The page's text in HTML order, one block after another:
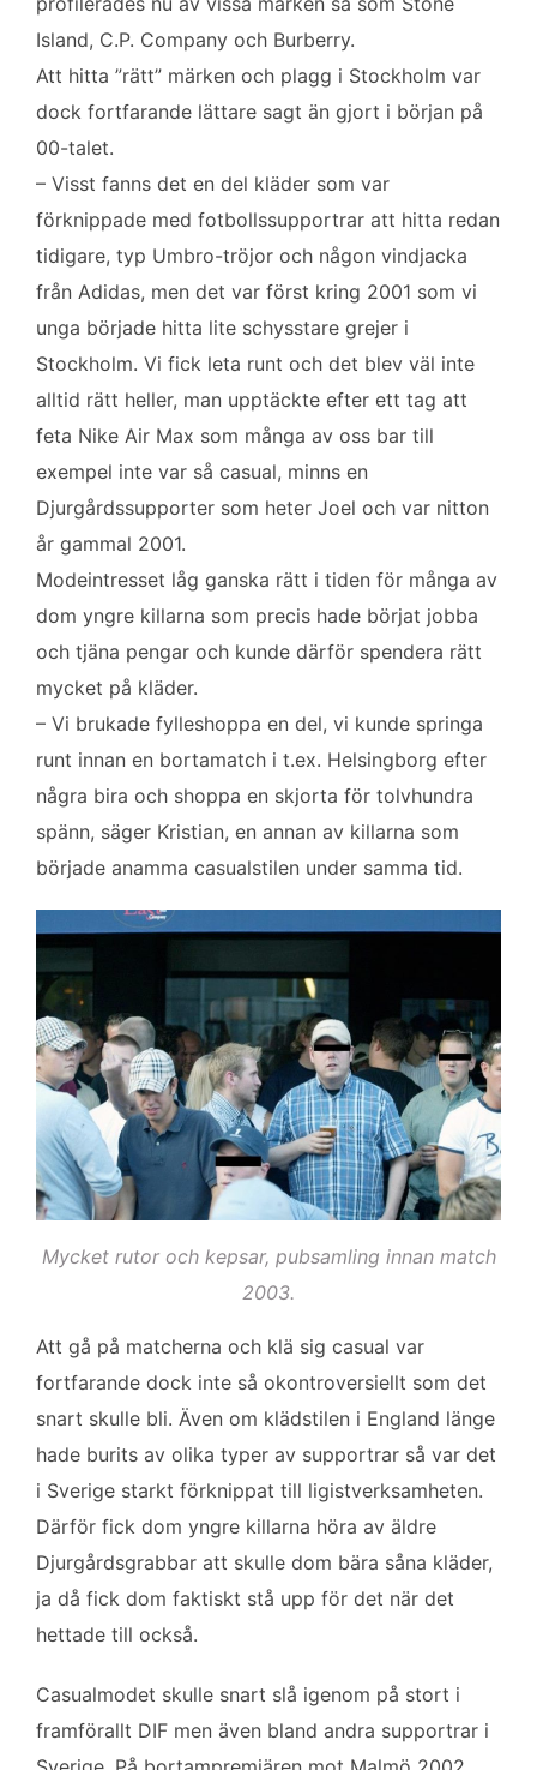
Island, C.P. Company och Burberry.
Att hitta ”rätt” märken och plagg i Stockholm var
dock fortfarande lättare sagt än gjort i början på
00-talet.
– Visst fanns det en del kläder som var
förknippade med fotbollssupportrar att hitta redan
tidigare, typ Umbro-tröjor och någon vindjacka
från Adidas, men det var först kring 2001 som vi
unga började hitta lite schysstare grejer i
Stockholm. Vi fick leta runt och det blev väl inte
alltid rätt heller, man upptäckte efter ett tag att
feta Nike Air Max som många av oss bar till
exempel inte var så casual, minns en
Djurgårdssupporter som heter Joel och var nitton
år gammal 2001.
Modeintresset låg ganska rätt i tiden för många av
dom yngre killarna som precis hade börjat jobba
och tjäna pengar och kunde därför spendera rätt
mycket på kläder.
– Vi brukade fylleshoppa en del, vi kunde springa
runt innan en bortamatch i t.ex. Helsingborg efter
några bira och shoppa en skjorta för tolvhundra
spänn, säger Kristian, en annan av killarna som
började anamma casualstilen under samma tid.
Mycket rutor och kepsar, pubsamling innan match
2003.
Att gå på matcherna och klä sig casual var
fortfarande dock inte så okontroversiellt som det
snart skulle bli. Även om klädstilen i England länge
hade burits av olika typer av supportrar så var det
i Sverige starkt förknippat till ligistverksamheten.
Därför fick dom yngre killarna höra av äldre
Djurgårdsgrabbar att skulle dom bära såna kläder,
ja då fick dom faktiskt stå upp för det när det
hettade till också.
Casualmodet skulle snart slå igenom på stort i
framförallt DIF men även bland andra supportrar i